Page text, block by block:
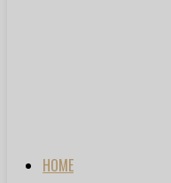
HOME